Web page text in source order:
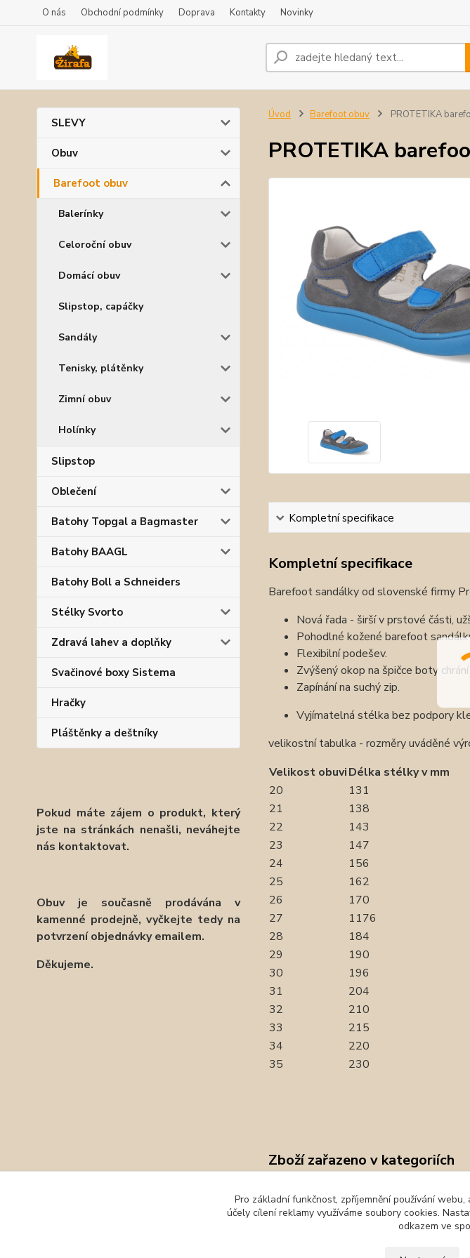
O nás Obchodní podmínky Doprava Kontakty Novinky
SLEVY
Obuv
Barefoot obuv
Balerínky
Celoroční obuv
Domácí obuv
Slipstop, capáčky
Sandály
Tenisky, plátěnky
Zimní obuv
Holínky
Slipstop
Oblečení
Batohy Topgal a Bagmaster
Batohy BAAGL
Batohy Boll a Schneiders
Stélky Svorto
Zdravá lahev a doplňky
Svačinové boxy Sistema
Hračky
Pláštěnky a deštníky
Pokud máte zájem o produkt, který
jste na stránkách nenašli, neváhejte
nás kontaktovat.
Obuv je současně prodávána v
kamenné prodejně, vyčkejte tedy na
potvrzení objednávky emailem.
Děkujeme.
Úvod Barefoot obuv PROTETIKA
PROTETIKA
Kompletní specifikace
Kompletní specifikace
Barefoot sandálky od slovenské firmy
Nová řada - širší v prstové části,
Pohodlné kožené barefoot
Flexibilní podešev.
Zvýšený okop na špičce boty
Zapínání na suchý zip.
Vyjímatelná stélka bez podpory
velikostní tabulka - rozměry uváděné
Velikost obuviDélka stélky v mm
20
131
21
138
22
143
23
147
24
156
25
162
26
170
27
1176
28
184
29
190
30
196
31
204
32
210
33
215
34
220
35
230
Zboží zařazeno v kategoriích
Protetika
Pro základní funkčnost, zpříjemnění používání
účely cílení reklamy využíváme soubory cookies.
odkazem ve